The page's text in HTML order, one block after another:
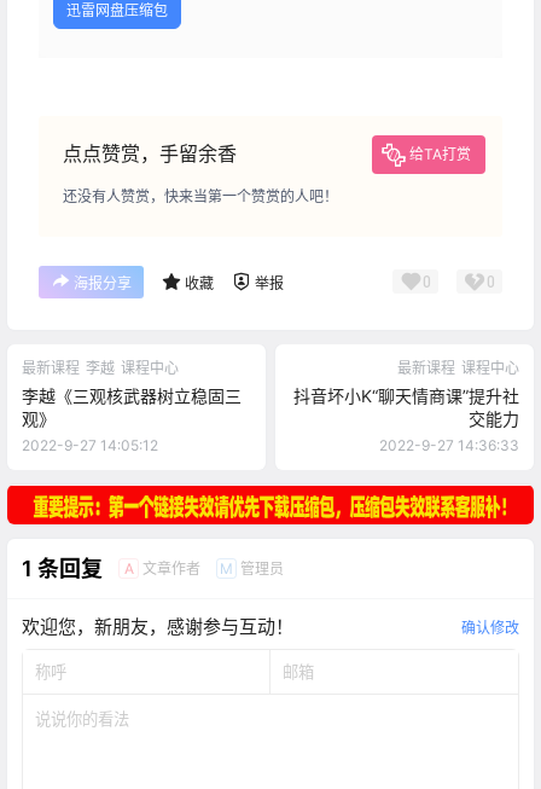
迅雷网盘压缩包
点点赞赏，手留余香 给TA打赏
还没有人赞赏，快来当第一个赞赏的人吧！
海报分享 收藏 举报 0 0
最新课程 李越 课程中心
李越《三观核武器树立稳固三
观》
2022-9-27 14:05:12
最新课程 课程中心
抖音坏小K“聊天情商课”提升社
交能力
2022-9-27 14:36:33
1 条回复 A 文章作者 M 管理员
欢迎您，新朋友，感谢参与互动！ 确认修改